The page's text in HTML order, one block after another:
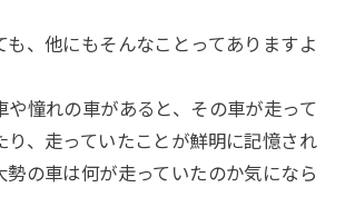
も、他にもそんなことってありますよ
憧れの車があると、その車が走って
り、走っていたことが鮮明に記憶され
勢の車は何が走っていたのか気になら